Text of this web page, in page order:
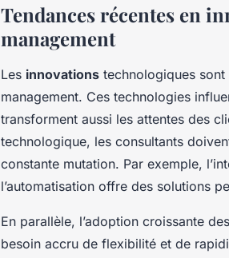
Tendances récentes en
management
Les innovations technologiques
management. Ces technologies
transforment aussi les attentes des
technologique, les consultants
constante mutation. Par exemple,
l’automatisation offre des solutions
En parallèle, l’adoption croissante des
besoin accru de flexibilité et de